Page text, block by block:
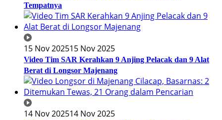
Tempatnya
15 Nov 202515 Nov 2025
Video Tim SAR Kerahkan 9 Anjing Pelacak dan 9 Alat
Berat di Longsor Majenang
14 Nov 202514 Nov 2025